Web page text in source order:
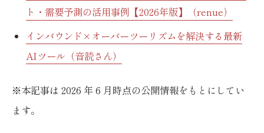
ト・需要予測の活用事例【2026年版】（renue）
インバウンド×オーバーツーリズムを解決する最新
AIツール（音読さん）
※本記事は 2026 年 6 月時点の公開情報をもとにしてい
ます。